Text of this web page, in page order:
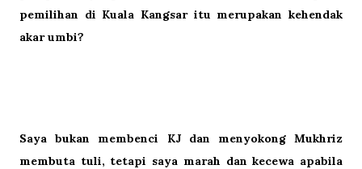
pemilihan di Kuala Kangsar itu merupakan kehendak
akar umbi?
Saya bukan membenci KJ dan menyokong Mukhriz
membuta tuli, tetapi saya marah dan kecewa apabila